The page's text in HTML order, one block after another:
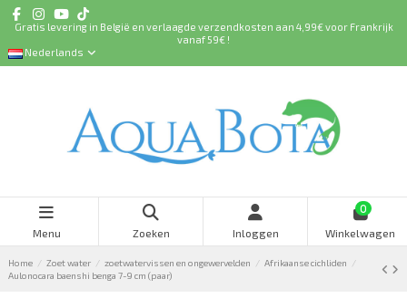
Gratis levering in België en verlaagde verzendkosten aan 4,99€ voor Frankrijk
vanaf 59€ !
Nederlands
Menu Zoeken Inloggen
0
Winkelwagen
Home Zoet water zoetwatervissen en ongewervelden
Afrikaanse cichliden
Aulonocara baenshi benga 7-9 cm (paar)